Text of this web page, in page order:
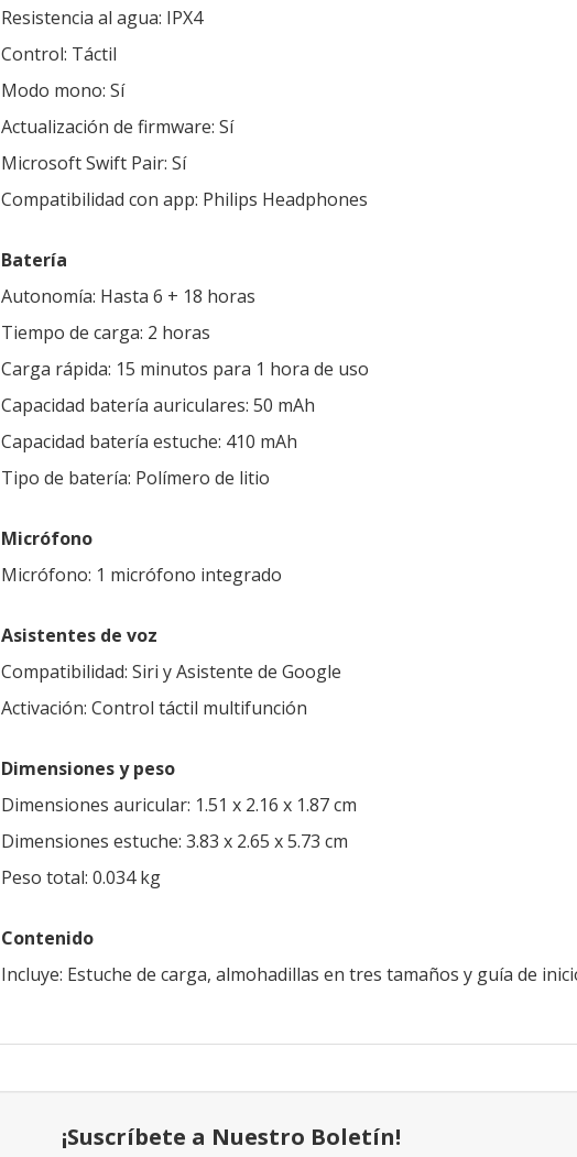
Resistencia al agua: IPX4
Control: Táctil
Modo mono: Sí
Actualización de firmware: Sí
Microsoft Swift Pair: Sí
Compatibilidad con app: Philips Headphones
Batería
Autonomía: Hasta 6 + 18 horas
Tiempo de carga: 2 horas
Carga rápida: 15 minutos para 1 hora de uso
Capacidad batería auriculares: 50 mAh
Capacidad batería estuche: 410 mAh
Tipo de batería: Polímero de litio
Micrófono
Micrófono: 1 micrófono integrado
Asistentes de voz
Compatibilidad: Siri y Asistente de Google
Activación: Control táctil multifunción
Dimensiones y peso
Dimensiones auricular: 1.51 x 2.16 x 1.87 cm
Dimensiones estuche: 3.83 x 2.65 x 5.73 cm
Peso total: 0.034 kg
Contenido
Incluye: Estuche de carga, almohadillas en tres tamaños y guía de
¡Suscríbete a Nuestro Boletín!